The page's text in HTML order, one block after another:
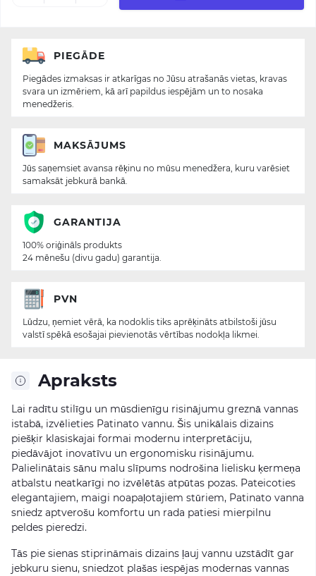
Apraksts
Lai radītu stilīgu un mūsdienīgu risinājumu greznā vannas
istabā, izvēlieties Patinato vannu. Šis unikālais dizains
piešķir klasiskajai formai modernu interpretāciju,
piedāvājot inovatīvu un ergonomisku risinājumu.
Palielinātais sānu malu slīpums nodrošina lielisku ķermeņa
atbalstu neatkarīgi no izvēlētās atpūtas pozas. Pateicoties
elegantajiem, maigi noapaļotajiem stūriem, Patinato vanna
sniedz aptverošu komfortu un rada patiesi mierpilnu
peldes pieredzi.
Tās pie sienas stiprināmais dizains ļauj vannu uzstādīt gar
jebkuru sienu, sniedzot plašas iespējas modernas vannas
PIEGĀDE
Piegādes izmaksas ir atkarīgas no Jūsu atrašanās vietas, kravas
svara un izmēriem, kā arī papildus iespējām un to nosaka
menedžeris.
MAKSĀJUMS
Jūs saņemsiet avansa rēķinu no mūsu menedžera, kuru varēsiet
samaksāt jebkurā bankā.
GARANTIJA
100% oriģināls produkts
24 mēnešu (divu gadu) garantija.
PVN
Lūdzu, ņemiet vērā, ka nodoklis tiks aprēķināts atbilstoši jūsu
valstī spēkā esošajai pievienotās vērtības nodokļa likmei.